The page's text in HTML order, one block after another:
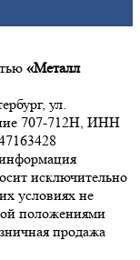
«Металл
ул.
707-712Н, ИНН
исключительно
условиях не
положениями
продажа